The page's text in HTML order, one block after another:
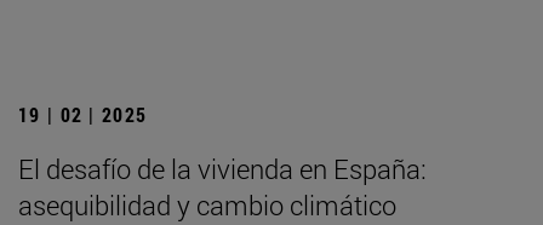
19 | 02 | 2025
El desafío de la vivienda en España:
asequibilidad y cambio climático